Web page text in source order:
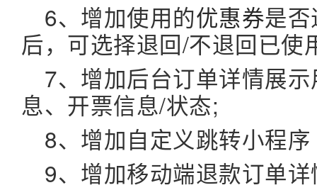
6、增加使用的优惠券是
后，可选择退回/不退回已使
7、增加后台订单详情展
息、开票信息/状态;
8、增加自定义跳转小程序
9、增加移动端退款订单